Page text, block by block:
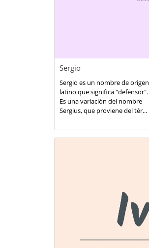
Sergio
Sergio es un nombre de origen
latino que significa "defensor".
Es una variación del nombre
Sergius, que proviene del tér...